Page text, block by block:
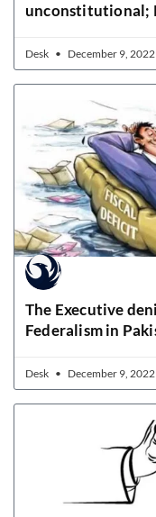
unconstitutional;
Desk December 9, 2022
The Executive
Federalism in
Desk December 9, 2022